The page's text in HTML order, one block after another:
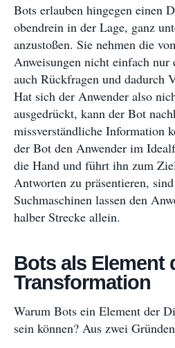
Bots erlauben hingegen einen
obendrein in der Lage, ganz
anzustoßen. Sie nehmen die
Anweisungen nicht einfach nur
auch Rückfragen und dadurch
Hat sich der Anwender also
ausgedrückt, kann der Bot
missverständliche Information
der Bot den Anwender im
die Hand und führt ihn zum
Antworten zu präsentieren,
Suchmaschinen lassen den
halber Strecke allein.
Bots als Element
Transformation
Warum Bots ein Element der
sein können? Aus zwei